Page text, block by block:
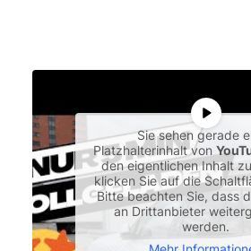
Sie sehen gerade
Platzhalterinhalt von
den eigentlichen Inhalt
klicken Sie auf die
Bitte beachten Sie, dass
an Drittanbieter
werden.